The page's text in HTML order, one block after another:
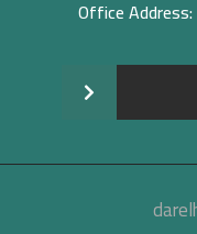
Office Address:
>